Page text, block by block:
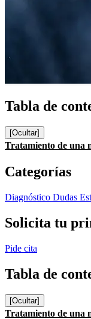
Tabla de
[Ocultar]
Tratamiento de una
Categorías
Diagnóstico Dudas
Solicita tu
Pide cita
Tabla de
[Ocultar]
Tratamiento de una